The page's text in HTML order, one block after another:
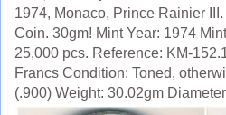
1974, Monaco, Prince Rainier
Coin. 30gm! Mint Year: 1974
25,000 pcs. Reference: KM-
Francs Condition: Toned,
(.900) Weight: 30.02gm